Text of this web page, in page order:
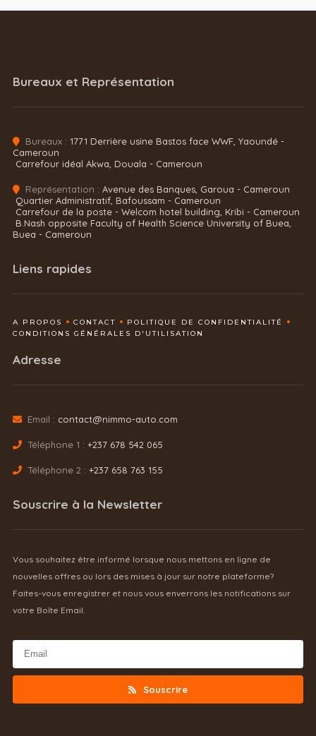
Bureaux et Représentation
Bureaux : 1771 Derrière usine Bastos face WWF, Yaoundé -
Cameroun
Carrefour idéal Akwa, Douala - Cameroun
Représentation : Avenue des Banques, Garoua - Cameroun
Quartier Administratif, Bafoussam - Cameroun
Carrefour de la poste - Welcom hotel building, Kribi - Cameroun
B.Nash opposite Faculty of Health Science University of Buea,
Buea - Cameroun
Liens rapides
A PROPOS CONTACT
POLITIQUE DE CONFIDENTIALITÉ
CONDITIONS GÉNÉRALES D'UTILISATION
Adresse
Email : contact@nimmo-auto.com
Téléphone 1 : +237 678 542 065
Téléphone 2 : +237 658 763 155
Souscrire à la Newsletter
Vous souhaitez être informé lorsque nous mettons en ligne de
nouvelles offres ou lors des mises à jour sur notre plateforme?
Faites-vous enregistrer et nous vous enverrons les notifications sur
votre Boîte Email.
Souscrire